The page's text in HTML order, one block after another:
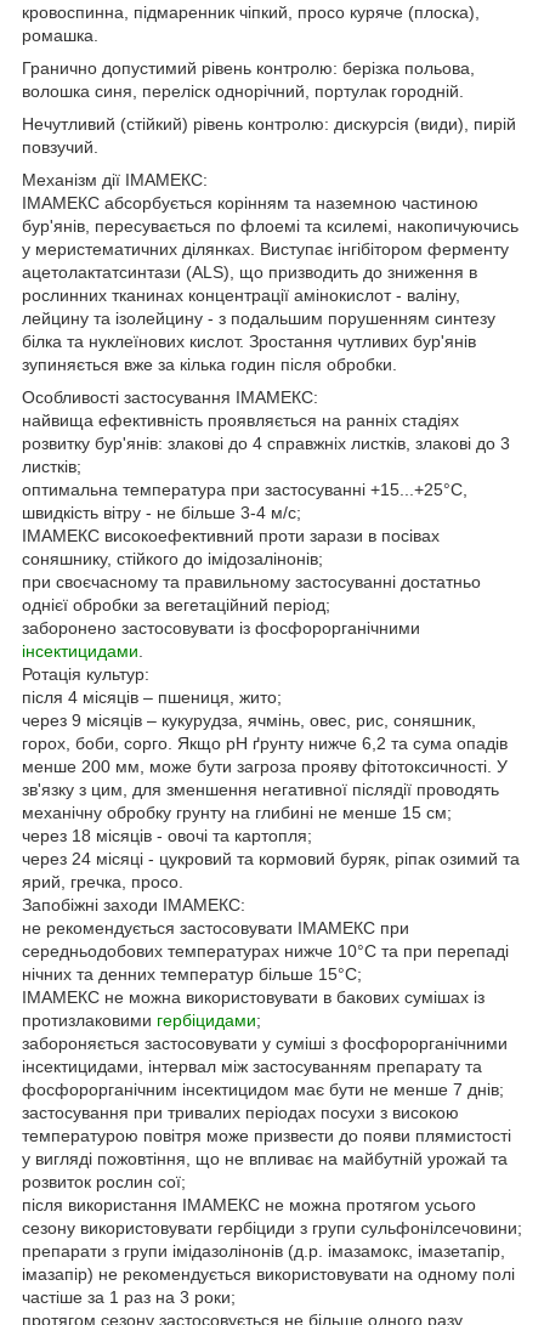
кровоспинна, підмаренник чіпкий, просо куряче (плоска),
ромашка.
Гранично допустимий рівень контролю: берізка польова,
волошка синя, переліск однорічний, портулак городній.
Нечутливий (стійкий) рівень контролю: дискурсія (види), пирій
повзучий.
Механізм дії ІМАМЕКС:
ІМАМЕКС абсорбується корінням та наземною частиною
бур'янів, пересувається по флоемі та ксилемі, накопичуючись
у меристематичних ділянках. Виступає інгібітором ферменту
ацетолактатсинтази (ALS), що призводить до зниження в
рослинних тканинах концентрації амінокислот - валіну,
лейцину та ізолейцину - з подальшим порушенням синтезу
білка та нуклеїнових кислот. Зростання чутливих бур'янів
зупиняється вже за кілька годин після обробки.
Особливості застосування ІМАМЕКС:
найвища ефективність проявляється на ранніх стадіях
розвитку бур'янів: злакові до 4 справжніх листків, злакові до 3
листків;
оптимальна температура при застосуванні +15...+25°С,
швидкість вітру - не більше 3-4 м/с;
ІМАМЕКС високоефективний проти зарази в посівах
соняшнику, стійкого до імідозалінонів;
при своєчасному та правильному застосуванні достатньо
однієї обробки за вегетаційний період;
заборонено застосовувати із фосфорорганічними
інсектицидами
Ротація культур:
після 4 місяців – пшениця, жито;
через 9 місяців – кукурудза, ячмінь, овес, рис, соняшник,
горох, боби, сорго. Якщо рН ґрунту нижче 6,2 та сума опадів
менше 200 мм, може бути загроза прояву фітотоксичності. У
зв'язку з цим, для зменшення негативної післядії проводять
механічну обробку грунту на глибині не менше 15 см;
через 18 місяців - овочі та картопля;
через 24 місяці - цукровий та кормовий буряк, ріпак озимий та
ярий, гречка, просо.
Запобіжні заходи ІМАМЕКС:
не рекомендується застосовувати ІМАМЕКС при
середньодобових температурах нижче 10°С та при перепаді
нічних та денних температур більше 15°С;
ІМАМЕКС не можна використовувати в бакових сумішах із
протизлаковими гербіцидами;
забороняється застосовувати у суміші з фосфорорганічними
інсектицидами, інтервал між застосуванням препарату та
фосфорорганічним інсектицидом має бути не менше 7 днів;
застосування при тривалих періодах посухи з високою
температурою повітря може призвести до появи плямистості
у вигляді пожовтіння, що не впливає на майбутній урожай та
розвиток рослин сої;
після використання ІМАМЕКС не можна протягом усього
сезону використовувати гербіциди з групи сульфонілсечовини;
препарати з групи імідазолінонів (д.р. імазамокс, імазетапір,
імазапір) не рекомендується використовувати на одному полі
частіше за 1 раз на 3 роки;
протягом сезону застосовується не більше одного разу.